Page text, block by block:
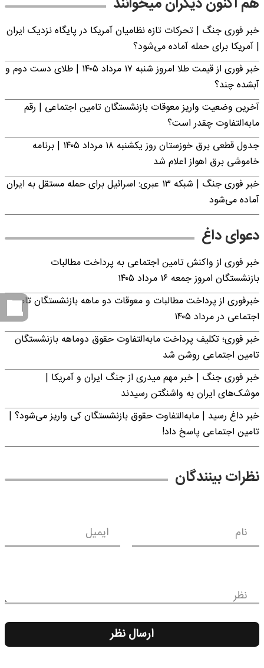
خبر فوری جنگ | تحرکات تازه نظامیان آمریکا در پایگاه نزدیک ایران
| آمریکا برای حمله آماده می‌شود؟
خبر فوری از قیمت طلا امروز شنبه ۱۷ مرداد ۱۴۰۵ | طلای دست دوم و
آبشده چند؟
آخرین وضعیت واریز معوقات بازنشستگان تامین اجتماعی | رقم
مابه‌التفاوت چقدر است؟
جدول قطعی برق خوزستان روز یکشنبه ۱۸ مرداد ۱۴۰۵ | برنامه
خاموشی برق اهواز اعلام شد
خبر فوری جنگ | شبکه ۱۳ عبری: اسرائیل برای حمله مستقل به ایران
آماده می‌شود
دعوای داغ
خبر فوری از واکنش تامین اجتماعی به پرداخت مطالبات
بازنشستگان امروز جمعه ۱۶ مرداد ۱۴۰۵
خبرفوری از پرداخت مطالبات و معوقات دو ماهه بازنشستگان تامین
اجتماعی در مرداد ۱۴۰۵
خبر فوری؛ تکلیف پرداخت مابه‌التفاوت حقوق دوماهه بازنشستگان
تامین اجتماعی روشن شد
خبر فوری جنگ | خبر مهم میدری از جنگ ایران و آمریکا |
موشک‌های ایران به واشنگتن رسیدند
خبر داغ رسید | مابه‌التفاوت حقوق بازنشستگان کی واریز می‌شود؟ |
تامین اجتماعی پاسخ داد!
نظرات بینندگان
نام ایمیل
نظر
ارسال نظر